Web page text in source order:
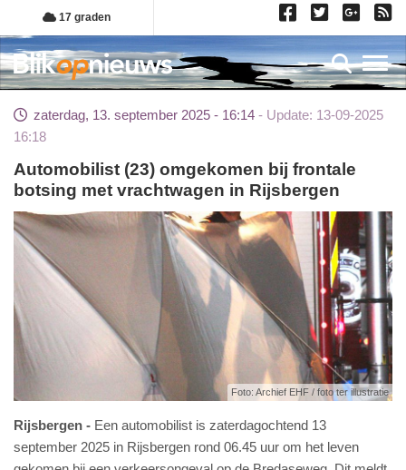
Overslaan
en
naar
de
gaan
17 graden
zaterdag, 13. september 2025 - 16:14
Update: 13-09-2025
16:18
Automobilist (23) omgekomen bij frontale
botsing met vrachtwagen in Rijsbergen
Foto: Archief EHF / foto ter illustratie
Rijsbergen
Een automobilist is zaterdagochtend 13
september 2025 in Rijsbergen rond 06.45 uur om het leven